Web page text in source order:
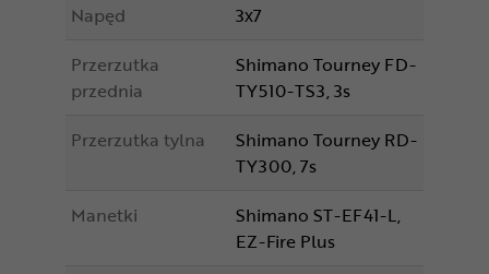
Napęd
3x7
Przerzutka
przednia
Shimano Tourney FD-
TY510-TS3, 3s
Przerzutka tylna
Shimano Tourney RD-
TY300, 7s
Manetki
Shimano ST-EF41-L,
EZ-Fire Plus